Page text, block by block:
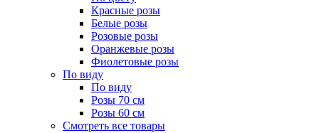
Красные розы
Белые розы
Розовые розы
Оранжевые розы
Фиолетовые розы
По виду
По виду
Розы 70 см
Розы 60 см
Смотреть все товары